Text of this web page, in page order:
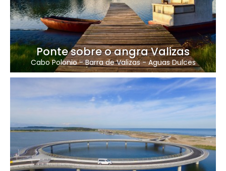
Ponte sobre o angra Valizas
Cabo Polonio-Barra de Valizas-Aguas Dulces